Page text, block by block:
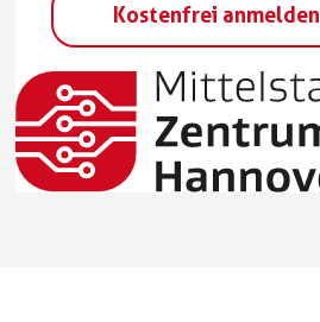
Kostenfrei anmelden